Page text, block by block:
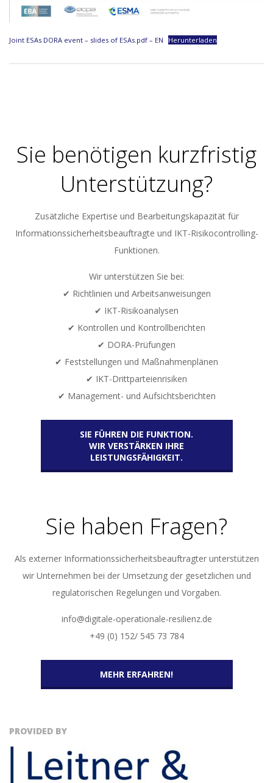
Joint ESAs DORA event – slides of ESAs.pdf – EN Herunterladen
Sie benötigen kurzfristig
Unterstützung?
Zusätzliche Expertise und Bearbeitungskapazität für
Informationssicherheitsbeauftragte und IKT-Risikocontrolling-
Funktionen.
Wir unterstützen Sie bei:
✔ Richtlinien und Arbeitsanweisungen
✔ IKT-Risikoanalysen
✔ Kontrollen und Kontrollberichten
✔ DORA-Prüfungen
✔ Feststellungen und Maßnahmenplänen
✔ IKT-Drittparteienrisiken
✔ Management- und Aufsichtsberichten
SIE FÜHREN DIE FUNKTION.
WIR VERSTÄRKEN IHRE
LEISTUNGSFÄHIGKEIT.
Sie haben Fragen?
Als externer Informationssicherheitsbeauftragter unterstützen
wir Unternehmen bei der Umsetzung der gesetzlichen und
regulatorischen Regelungen und Vorgaben.
info@digitale-operationale-resilienz.de
+49 (0) 152/ 545 73 784
MEHR ERFAHREN!
PROVIDED BY